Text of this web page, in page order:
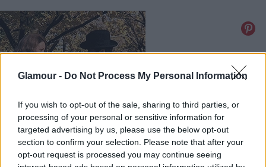
Glamour - Do Not Process My Personal Information
If you wish to opt-out of the sale, sharing to third parties, or
processing of your personal or sensitive information for
targeted advertising by us, please use the below opt-out
section to confirm your selection. Please note that after your
opt-out request is processed you may continue seeing
Fotó:giphy
Keaton és Pacino még a Keresztapa-trilógia